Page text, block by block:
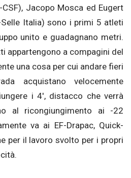
Jacopo Mosca ed Eugert
Italia) sono i primi 5 atleti
unito e guadagnano metri.
appartengono a compagini del
una cosa per cui andare fieri
acquistano velocemente
i 4′, distacco che verrà
al ricongiungimento ai -22
va ai EF-Drapac, Quick-
per il lavoro svolto per i propri